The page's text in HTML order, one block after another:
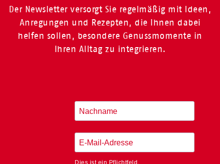
Der Newsletter versorgt Sie regelmäßig mit Ideen,
Anregungen und Rezepten, die Ihnen dabei
helfen sollen, besondere Genussmomente in
Ihren Alltag zu integrieren.